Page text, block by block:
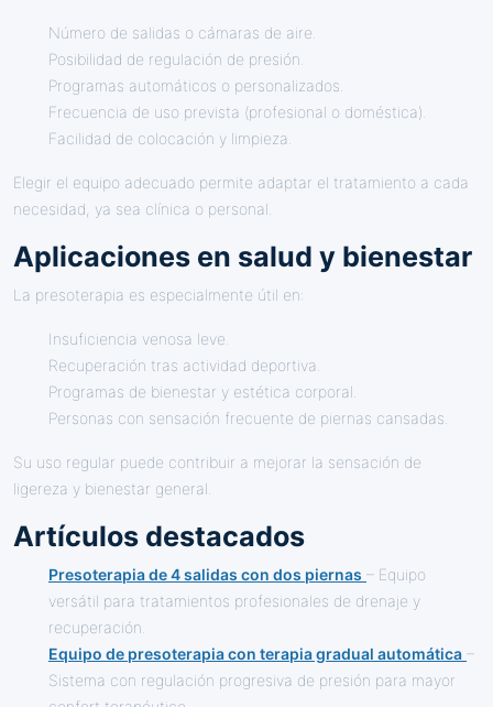
Número de salidas o cámaras de aire.
Posibilidad de regulación de presión.
Programas automáticos o personalizados.
Frecuencia de uso prevista (profesional o doméstica).
Facilidad de colocación y limpieza.
Elegir el equipo adecuado permite adaptar el tratamiento a cada
necesidad, ya sea clínica o personal.
Aplicaciones en salud y bienestar
La presoterapia es especialmente útil en:
Insuficiencia venosa leve.
Recuperación tras actividad deportiva.
Programas de bienestar y estética corporal.
Personas con sensación frecuente de piernas cansadas.
Su uso regular puede contribuir a mejorar la sensación de
ligereza y bienestar general.
Artículos destacados
Presoterapia de 4 salidas con dos piernas – Equipo
versátil para tratamientos profesionales de drenaje y
recuperación.
Equipo de presoterapia con terapia gradual automática –
Sistema con regulación progresiva de presión para mayor